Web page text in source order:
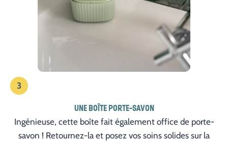
3
UNE BOÎTE PORTE-SAVON
Ingénieuse, cette boîte fait également office de porte-
savon ! Retournez-la et posez vos soins solides sur la